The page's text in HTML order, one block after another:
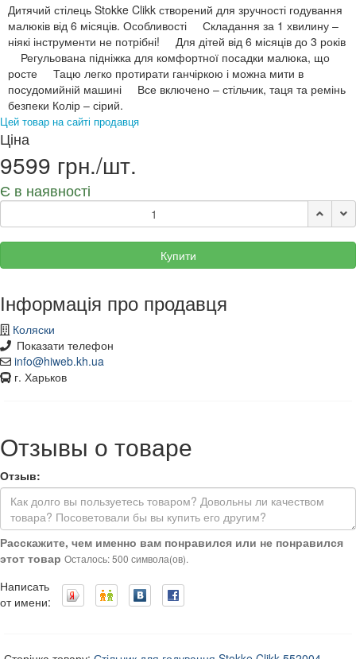
Дитячий стілець Stokke Clikk створений для зручності годування
малюків від 6 місяців. Особливості Складання за 1 хвилину –
ніякі інструменти не потрібні! Для дітей від 6 місяців до 3 років
Регульована підніжка для комфортної посадки малюка, що
росте Тацю легко протирати ганчіркою і можна мити в
посудомийній машині Все включено – стільчик, таця та ремінь
безпеки Колір – сірий.
Цей товар на сайті продавця
Ціна
9599 грн./шт.
Є в наявності
Купити
Інформація про продавця
Коляски
Показати телефон
info@hiweb.kh.ua
г. Харьков
Отзывы о товаре
Отзыв:
Расскажите, чем именно вам понравился или не понравился
этот товар Осталось: 500 символа(ов).
Написать
от имени: